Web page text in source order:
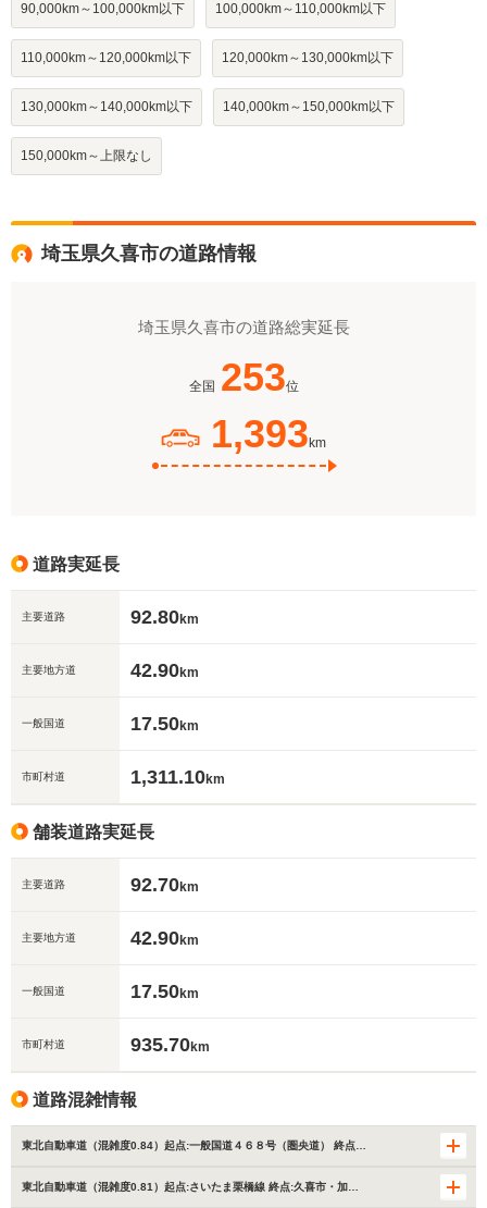
90,000km～100,000km以下 100,000km～110,000km以下
110,000km～120,000km以下 120,000km～130,000km以下
130,000km～140,000km以下 140,000km～150,000km以下
150,000km～上限なし
埼玉県久喜市の道路情報
埼玉県久喜市の道路総実延長
全国 253位
1,393 km
道路実延長
主要道路 92.80km
主要地方道 42.90km
一般国道 17.50km
市町村道 1,311.10km
舗装道路実延長
主要道路 92.70km
主要地方道 42.90km
一般国道 17.50km
市町村道 935.70km
道路混雑情報
東北自動車道（混雑度0.84）起点:一般国道４６８号（圏央道） 終点…
東北自動車道（混雑度0.81）起点:さいたま栗橋線 終点:久喜市・加…